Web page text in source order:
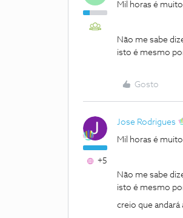
Mil horas é
Não me sabe
isto é mesmo
Gosto
+5
Jose Rodrigues
Mil horas é
Não me sabe
isto é mesmo
creio que andará